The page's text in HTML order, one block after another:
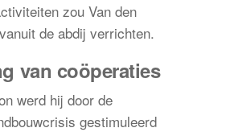
zou Van den
de abdij verrichten.
van coöperaties
werd hij door de
gestimuleerd